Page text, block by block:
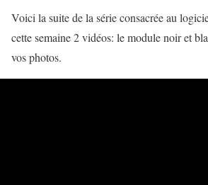
Voici la suite de la série consacrée au
cette semaine 2 vidéos: le module noir et
vos photos.